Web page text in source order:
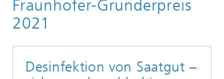
Wissenschaftliche Exzellenz
Fraunhofer-Gründerpreis
2021
Desinfektion von Saatgut –